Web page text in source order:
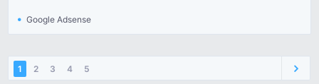
Google Adsense
1 2 3 4 5